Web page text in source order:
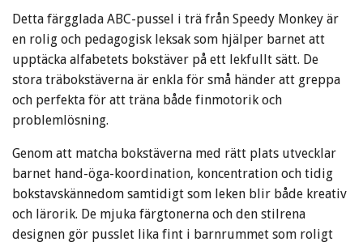
Detta färgglada ABC-pussel i trä från Speedy Monkey är
en rolig och pedagogisk leksak som hjälper barnet att
upptäcka alfabetets bokstäver på ett lekfullt sätt. De
stora träbokstäverna är enkla för små händer att greppa
och perfekta för att träna både finmotorik och
problemlösning.
Genom att matcha bokstäverna med rätt plats utvecklar
barnet hand-öga-koordination, koncentration och tidig
bokstavskännedom samtidigt som leken blir både kreativ
och lärorik. De mjuka färgtonerna och den stilrena
designen gör pusslet lika fint i barnrummet som roligt